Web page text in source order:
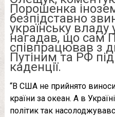
Порошенка
безпідставно
українську владу
нагадав, що сам
співпрацював з
Путіним та РФ під
каденції.
“В США не прийнято
країни за океан. А в
політик так